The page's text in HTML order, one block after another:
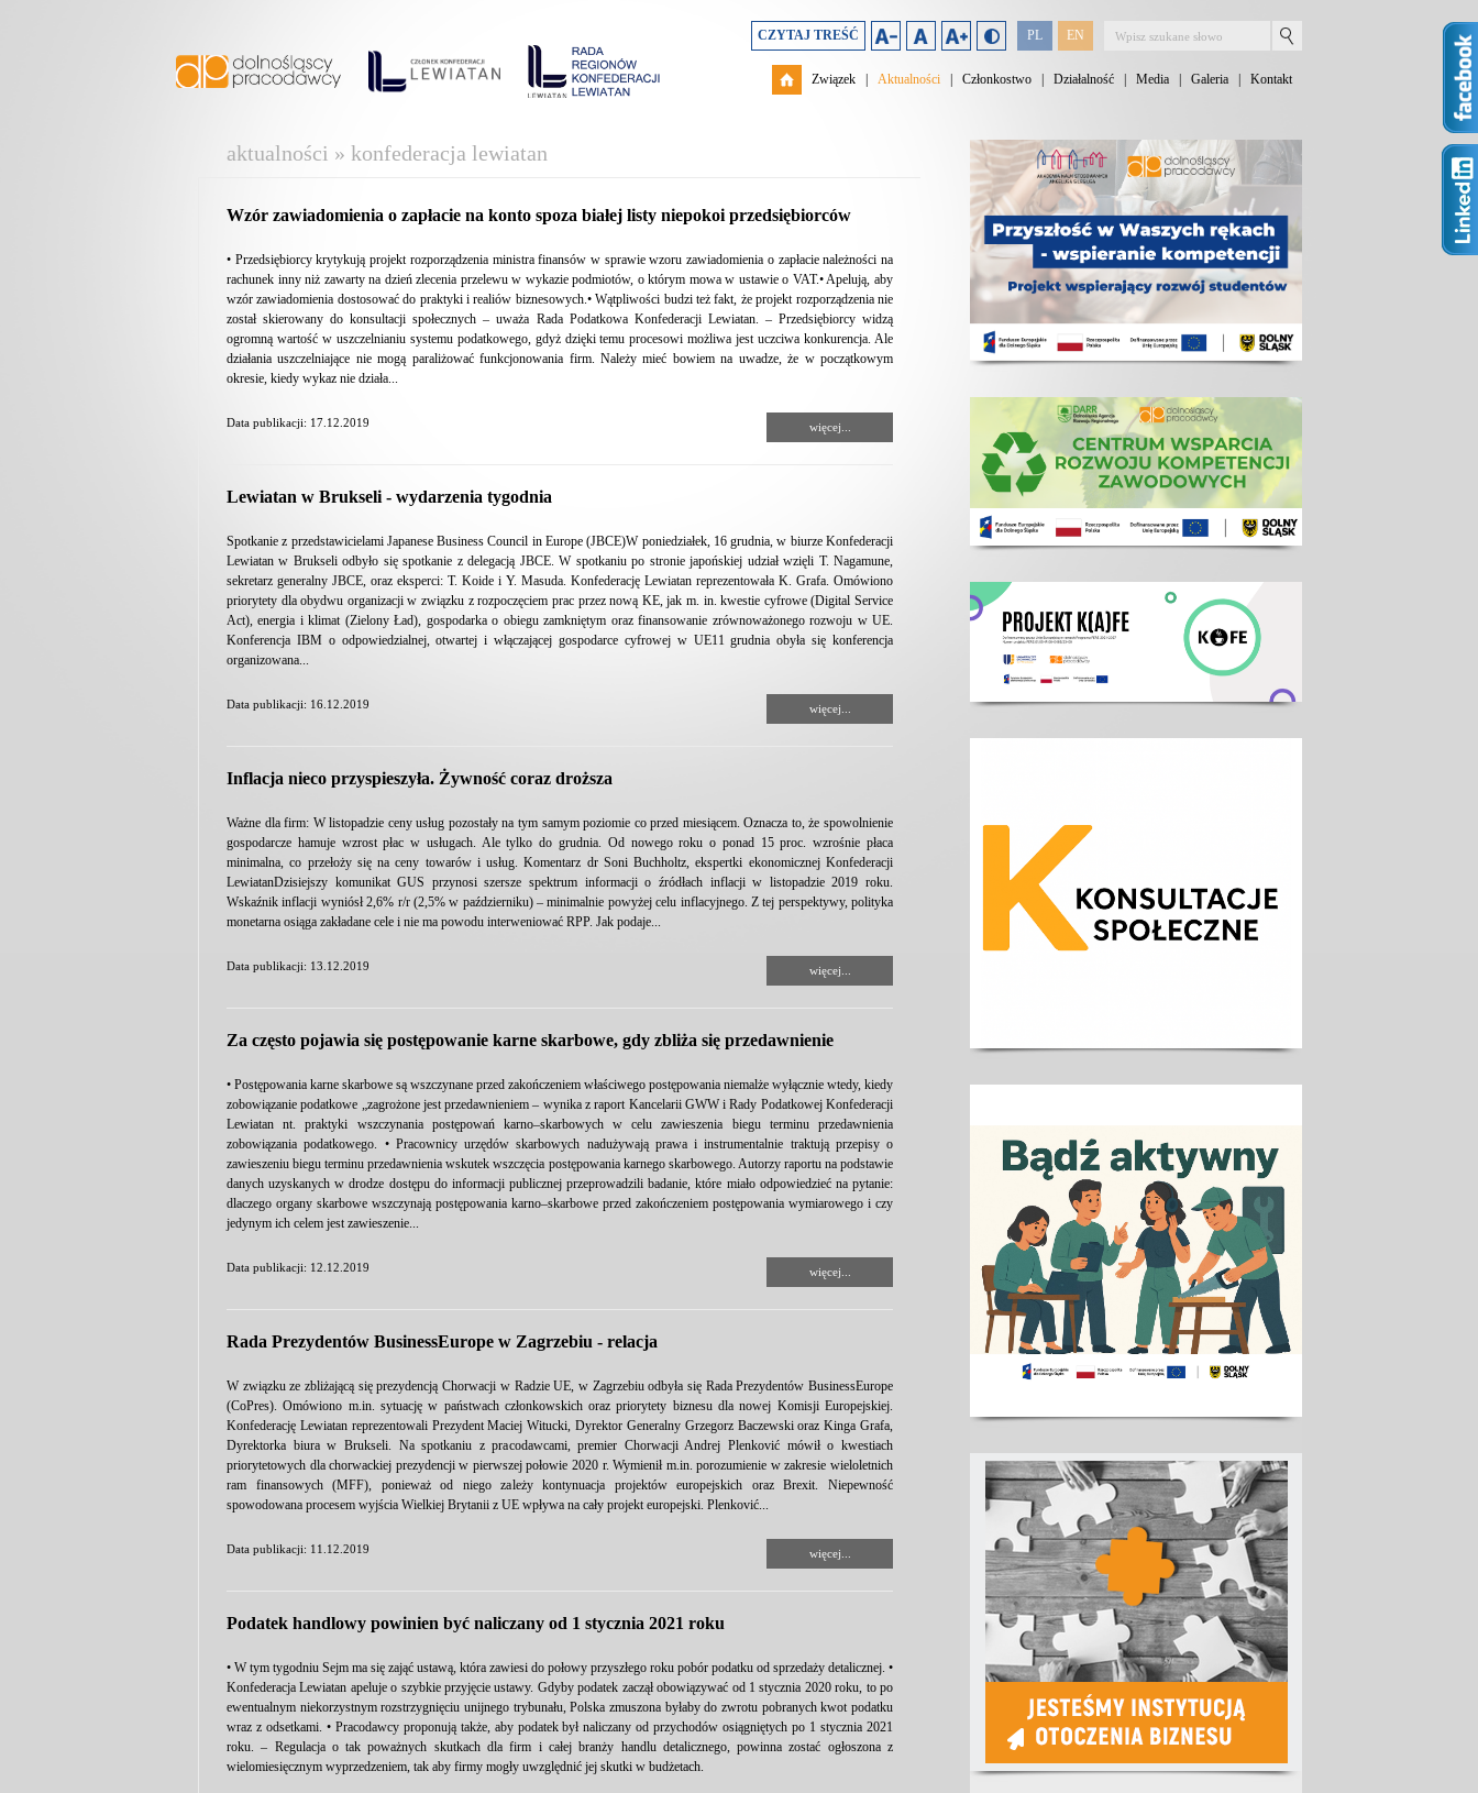
PL EN
CZYTAJ TREŚĆ
Związek Aktualności Członkostwo Działalność Media Galeria Kontakt
aktualności » konfederacja lewiatan
Wzór zawiadomienia o zapłacie na konto spoza białej listy niepokoi przedsiębiorców
• Przedsiębiorcy krytykują projekt rozporządzenia ministra finansów w sprawie wzoru zawiadomienia o zapłacie należności na
rachunek inny niż zawarty na dzień zlecenia przelewu w wykazie podmiotów, o którym mowa w ustawie o VAT.• Apelują, aby
wzór zawiadomienia dostosować do praktyki i realiów biznesowych.• Wątpliwości budzi też fakt, że projekt rozporządzenia nie
został skierowany do konsultacji społecznych – uważa Rada Podatkowa Konfederacji Lewiatan. – Przedsiębiorcy widzą
ogromną wartość w uszczelnianiu systemu podatkowego, gdyż dzięki temu procesowi możliwa jest uczciwa konkurencja. Ale
działania uszczelniające nie mogą paraliżować funkcjonowania firm. Należy mieć bowiem na uwadze, że w początkowym
okresie, kiedy wykaz nie działa...
Data publikacji: 17.12.2019 więcej...
Lewiatan w Brukseli - wydarzenia tygodnia
Spotkanie z przedstawicielami Japanese Business Council in Europe (JBCE)W poniedziałek, 16 grudnia, w biurze Konfederacji
Lewiatan w Brukseli odbyło się spotkanie z delegacją JBCE. W spotkaniu po stronie japońskiej udział wzięli T. Nagamune,
sekretarz generalny JBCE, oraz eksperci: T. Koide i Y. Masuda. Konfederację Lewiatan reprezentowała K. Grafa. Omówiono
priorytety dla obydwu organizacji w związku z rozpoczęciem prac przez nową KE, jak m. in. kwestie cyfrowe (Digital Service
Act), energia i klimat (Zielony Ład), gospodarka o obiegu zamkniętym oraz finansowanie zrównoważonego rozwoju w UE.
Konferencja IBM o odpowiedzialnej, otwartej i włączającej gospodarce cyfrowej w UE11 grudnia obyła się konferencja
organizowana...
Data publikacji: 16.12.2019 więcej...
Inflacja nieco przyspieszyła. Żywność coraz droższa
Ważne dla firm: W listopadzie ceny usług pozostały na tym samym poziomie co przed miesiącem. Oznacza to, że spowolnienie
gospodarcze hamuje wzrost płac w usługach. Ale tylko do grudnia. Od nowego roku o ponad 15 proc. wzrośnie płaca
minimalna, co przełoży się na ceny towarów i usług. Komentarz dr Soni Buchholtz, ekspertki ekonomicznej Konfederacji
LewiatanDzisiejszy komunikat GUS przynosi szersze spektrum informacji o źródłach inflacji w listopadzie 2019 roku.
Wskaźnik inflacji wyniósł 2,6% r/r (2,5% w październiku) – minimalnie powyżej celu inflacyjnego. Z tej perspektywy, polityka
monetarna osiąga zakładane cele i nie ma powodu interweniować RPP. Jak podaje...
Data publikacji: 13.12.2019 więcej...
Za często pojawia się postępowanie karne skarbowe, gdy zbliża się przedawnienie
• Postępowania karne skarbowe są wszczynane przed zakończeniem właściwego postępowania niemalże wyłącznie wtedy, kiedy
zobowiązanie podatkowe „zagrożone jest przedawnieniem – wynika z raport Kancelarii GWW i Rady Podatkowej Konfederacji
Lewiatan nt. praktyki wszczynania postępowań karno–skarbowych w celu zawieszenia biegu terminu przedawnienia
zobowiązania podatkowego. • Pracownicy urzędów skarbowych nadużywają prawa i instrumentalnie traktują przepisy o
zawieszeniu biegu terminu przedawnienia wskutek wszczęcia postępowania karnego skarbowego. Autorzy raportu na podstawie
danych uzyskanych w drodze dostępu do informacji publicznej przeprowadzili badanie, które miało odpowiedzieć na pytanie:
dlaczego organy skarbowe wszczynają postępowania karno–skarbowe przed zakończeniem postępowania wymiarowego i czy
jedynym ich celem jest zawieszenie...
Data publikacji: 12.12.2019 więcej...
Rada Prezydentów BusinessEurope w Zagrzebiu - relacja
W związku ze zbliżającą się prezydencją Chorwacji w Radzie UE, w Zagrzebiu odbyła się Rada Prezydentów BusinessEurope
(CoPres). Omówiono m.in. sytuację w państwach członkowskich oraz priorytety biznesu dla nowej Komisji Europejskiej.
Konfederację Lewiatan reprezentowali Prezydent Maciej Witucki, Dyrektor Generalny Grzegorz Baczewski oraz Kinga Grafa,
Dyrektorka biura w Brukseli. Na spotkaniu z pracodawcami, premier Chorwacji Andrej Plenković mówił o kwestiach
priorytetowych dla chorwackiej prezydencji w pierwszej połowie 2020 r. Wymienił m.in. porozumienie w zakresie wieloletnich
ram finansowych (MFF), ponieważ od niego zależy kontynuacja projektów europejskich oraz Brexit. Niepewność
spowodowana procesem wyjścia Wielkiej Brytanii z UE wpływa na cały projekt europejski. Plenković...
Data publikacji: 11.12.2019 więcej...
Podatek handlowy powinien być naliczany od 1 stycznia 2021 roku
• W tym tygodniu Sejm ma się zająć ustawą, która zawiesi do połowy przyszłego roku pobór podatku od sprzedaży detalicznej. •
Konfederacja Lewiatan apeluje o szybkie przyjęcie ustawy. Gdyby podatek zaczął obowiązywać od 1 stycznia 2020 roku, to po
ewentualnym niekorzystnym rozstrzygnięciu unijnego trybunału, Polska zmuszona byłaby do zwrotu pobranych kwot podatku
wraz z odsetkami. • Pracodawcy proponują także, aby podatek był naliczany od przychodów osiągniętych po 1 stycznia 2021
roku. – Regulacja o tak poważnych skutkach dla firm i całej branży handlu detalicznego, powinna zostać ogłoszona z
wielomiesięcznym wyprzedzeniem, tak aby firmy mogły uwzględnić jej skutki w budżetach.